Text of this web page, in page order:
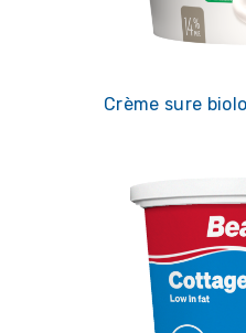
Crème sure